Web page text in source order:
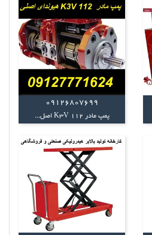
09126807699
پمپ مادر K3V 112 اصل...